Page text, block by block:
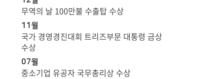
무역의 날 100만불 수출탑 수상
11월
국가 경영경진대회 트리즈부문 대통령 금상
수상
07월
중소기업 유공자 국무총리상 수상